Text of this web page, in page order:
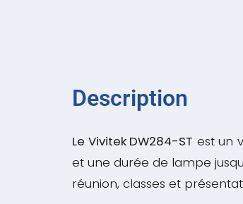
Description
Le Vivitek DW284-ST est un
et une durée de lampe
réunion, classes et